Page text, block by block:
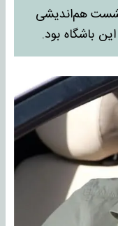
هم‌اندیشی
باشگاه بود.